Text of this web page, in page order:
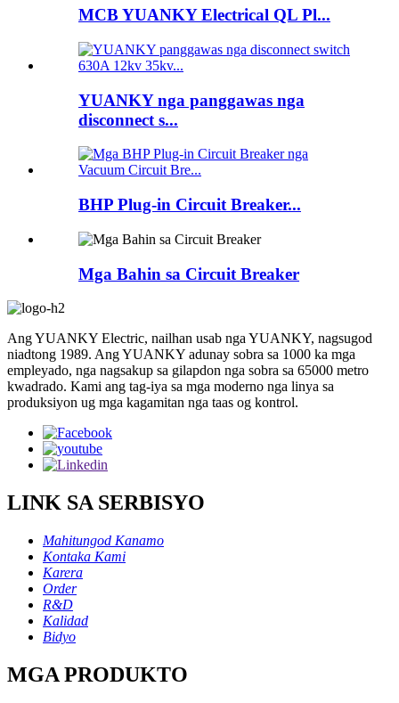
MCB YUANKY Electrical QL Pl...
YUANKY nga panggawas nga
disconnect s...
BHP Plug-in Circuit Breaker...
Mga Bahin sa Circuit Breaker
Ang YUANKY Electric, nailhan usab nga YUANKY, nagsugod
niadtong 1989. Ang YUANKY adunay sobra sa 1000 ka mga
empleyado, nga nagsakup sa gilapdon nga sobra sa 65000 metro
kwadrado. Kami ang tag-iya sa mga moderno nga linya sa
produksiyon ug mga kagamitan nga taas og kontrol.
LINK SA SERBISYO
Mahitungod Kanamo
Kontaka Kami
Karera
Order
R&D
Kalidad
Bidyo
MGA PRODUKTO